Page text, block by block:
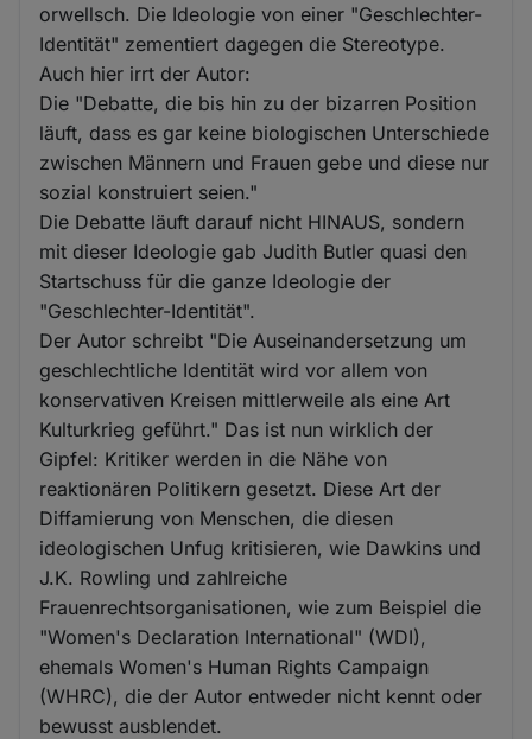
orwellsch. Die Ideologie von einer "Geschlechter-
Identität" zementiert dagegen die Stereotype.
Auch hier irrt der Autor:
Die "Debatte, die bis hin zu der bizarren Position
läuft, dass es gar keine biologischen Unterschiede
zwischen Männern und Frauen gebe und diese nur
sozial konstruiert seien."
Die Debatte läuft darauf nicht HINAUS, sondern
mit dieser Ideologie gab Judith Butler quasi den
Startschuss für die ganze Ideologie der
"Geschlechter-Identität".
Der Autor schreibt "Die Auseinandersetzung um
geschlechtliche Identität wird vor allem von
konservativen Kreisen mittlerweile als eine Art
Kulturkrieg geführt." Das ist nun wirklich der
Gipfel: Kritiker werden in die Nähe von
reaktionären Politikern gesetzt. Diese Art der
Diffamierung von Menschen, die diesen
ideologischen Unfug kritisieren, wie Dawkins und
J.K. Rowling und zahlreiche
Frauenrechtsorganisationen, wie zum Beispiel die
"Women's Declaration International" (WDI),
ehemals Women's Human Rights Campaign
(WHRC), die der Autor entweder nicht kennt oder
bewusst ausblendet.